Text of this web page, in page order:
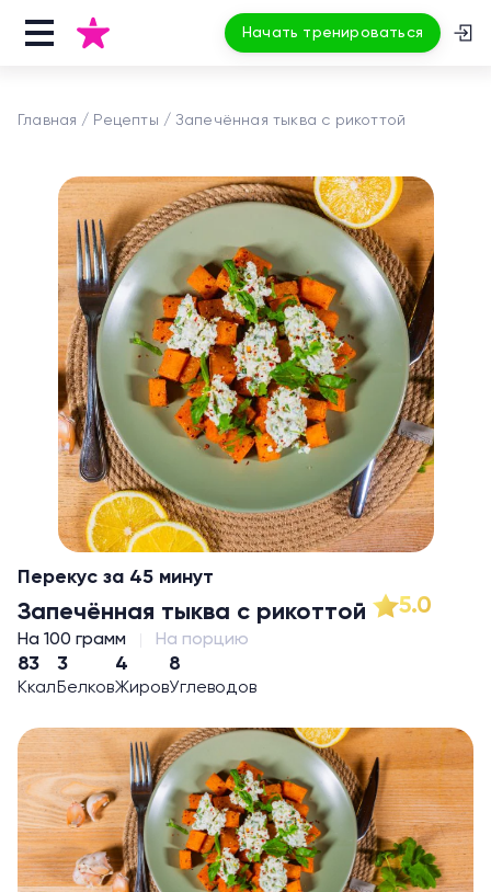
Начать тренироваться
Главная Рецепты Запечённая тыква с рикоттой
Перекус за 45 минут
Запечённая тыква с рикоттой 5.0
На 100 грамм На порцию
83
Ккал
3
Белков
4
Жиров
8
Углеводов